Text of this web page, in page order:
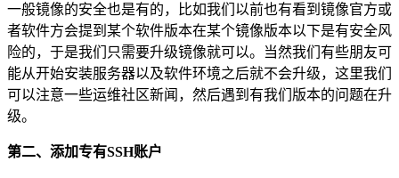
一般镜像的安全也是有的，比如我们以前也有看到镜像官方或
者软件方会提到某个软件版本在某个镜像版本以下是有安全风
险的，于是我们只需要升级镜像就可以。当然我们有些朋友可
能从开始安装服务器以及软件环境之后就不会升级，这里我们
可以注意一些运维社区新闻，然后遇到有我们版本的问题在升
级。
第二、添加专有SSH账户